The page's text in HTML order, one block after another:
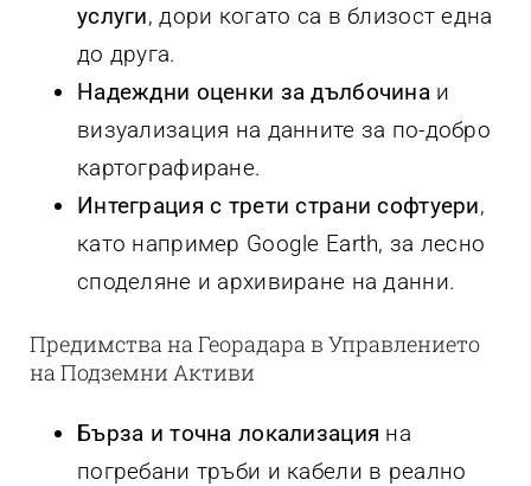
услуги, дори когато са в близост една
до друга.
Надеждни оценки за дълбочинаи
визуализация на данните за по-добро
картографиране.
Интеграция с трети страни софтуери,
като например Google Earth, за лесно
споделяне и архивиране на данни.
Предимства на Георадара в Управлението
на Подземни Активи
Бърза и точна локализация на
погребани тръби и кабели в реално